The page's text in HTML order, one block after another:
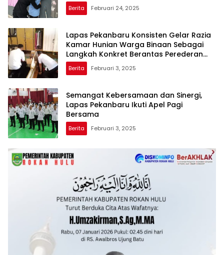
Berita Februari 24, 2025
Lapas Pekanbaru Konsisten Gelar Razia
Kamar Hunian Warga Binaan Sebagai
Langkah Konkret Berantas Perederan
Narkoba dan Modus Penipuan
Berita Februari 3, 2025
Semangat Kebersamaan dan Sinergi,
Lapas Pekanbaru Ikuti Apel Pagi
Bersama
Berita Februari 3, 2025